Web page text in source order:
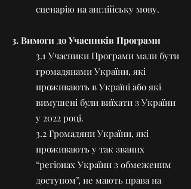
сценарію на англійську мову.
3. Вимоги до Учасників Програми
3.1 Учасники Програми мали бути
громадянами України, які
проживають в Україні або які
вимушені були виїхати з України
у 2022 році.
3.2 Громадяни України, які
проживають у так званих
“регіонах України з обмеженим
доступом”, не мають права на